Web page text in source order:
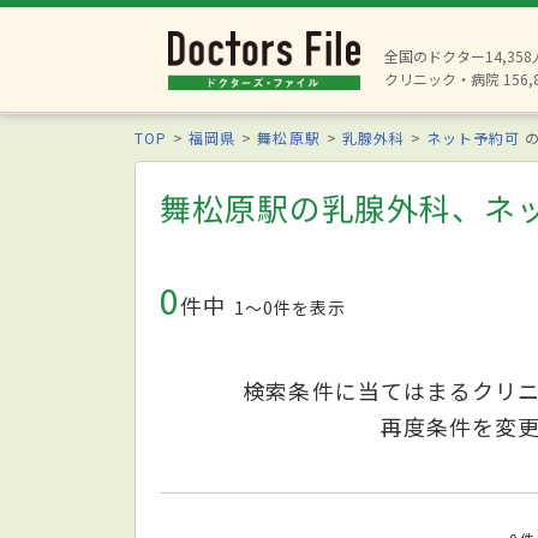
全国のドクター14,358
クリニック・病院
TOP 福岡県 舞松原駅 乳腺外科 ネット予約可
舞松原駅の乳腺外科、ネ
0件中 1〜0件を表示
検索条件に当てはまるクリ
再度条件を変